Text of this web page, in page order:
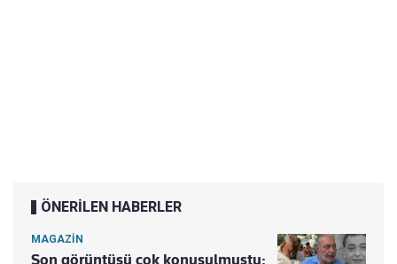
ÖNERİLEN HABERLER
MAGAZİN
Son görüntüsü çok konuşulmuştu: